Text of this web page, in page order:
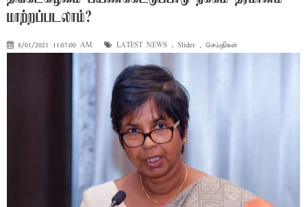
மாற்றப்படலாம்?
8/01/2021 11:07:00 AM LATEST NEWS , Slider , செய்திகள்